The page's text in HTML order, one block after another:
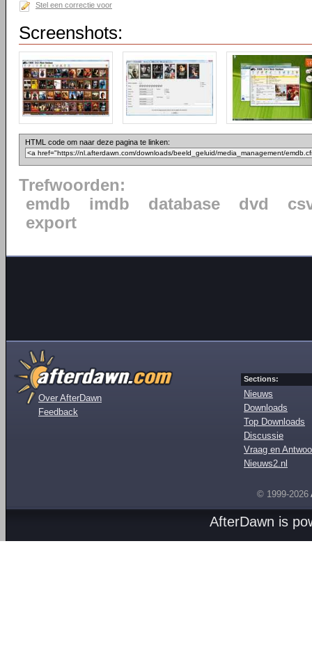
Stel een correctie voor
Screenshots:
HTML code om naar deze pagina te linken:
Trefwoorden:
emdb
imdb database dvd
export
Over AfterDawn
Feedback
Sections:
Nieuws
Downloads
Top Downloads
Discussie
Vraag en
Nieuws2.nl
© 1999-2026
AfterDawn is